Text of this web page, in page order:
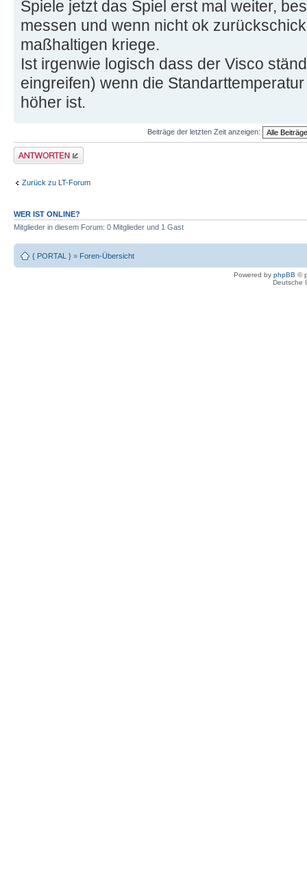
Spiele jetzt das Spiel erst mal weiter,
messen und wenn nicht ok
maßhaltigen kriege.
Ist irgenwie logisch dass der Visco
eingreifen) wenn die
höher ist.
Beiträge der letzten Zeit anzeigen:
Antwort erstellen
Zurück zu LT-Forum
WER IST ONLINE?
Mitglieder in diesem Forum: 0 Mitglieder und 1 Gast
{ PORTAL } » Foren-Übersicht
Powered by phpBB ©
Deutsche